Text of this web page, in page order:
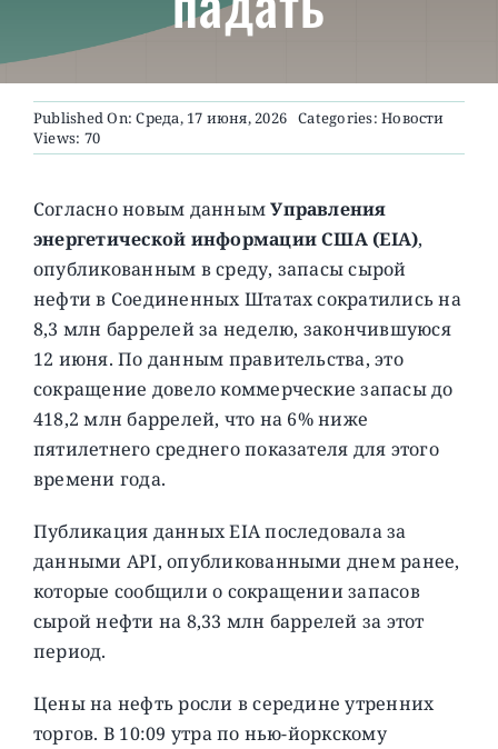
О ПРОЕКТЕ
Published On: Среда, 17 июня, 2026 Categories:Новости
Views: 70
Согласно новым даннымУправления
энергетической информации США (EIA),
опубликованным в среду, запасы сырой
нефти в Соединенных Штатах сократились на
8,3 млн баррелей за неделю, закончившуюся
12 июня. По данным правительства, это
сокращение довело коммерческие запасы до
418,2 млн баррелей, что на 6% ниже
пятилетнего среднего показателя для этого
времени года.
Публикация данных EIA последовала за
данными API, опубликованными днем ​​ранее,
которые сообщили о сокращении запасов
сырой нефти на 8,33 млн баррелей за этот
период.
Цены на нефть росли в середине утренних
торгов. В 10:09 утра по нью-йоркскому